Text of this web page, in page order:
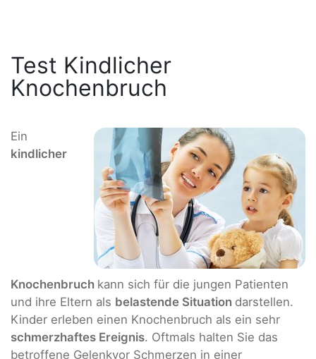
Test Kindlicher
Knochenbruch
Ein
kindlicher
Knochenbruch kann sich für die jungen Patienten
und ihre Eltern als belastende Situation darstellen.
Kinder erleben einen Knochenbruch als ein sehr
schmerzhaftes Ereignis. Oftmals halten Sie das
betroffene Gelenkvor Schmerzen in einer